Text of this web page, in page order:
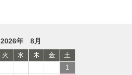
2026年 8月
火 水 木 金
土
1